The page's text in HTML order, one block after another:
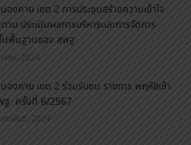
องคาย เขต 2 การประชุมสร้างความเข้าใจ
าม ประเมินผลการบริหารและการจัดการ
นพื้นฐานของ สพฐ.
าคม, 2024
องคาย เขต 2 ร่วมรับชม รายการ พฤหัสเช้า
ฐ. ครั้งที่ 6/2567
ภาพันธ์, 2024